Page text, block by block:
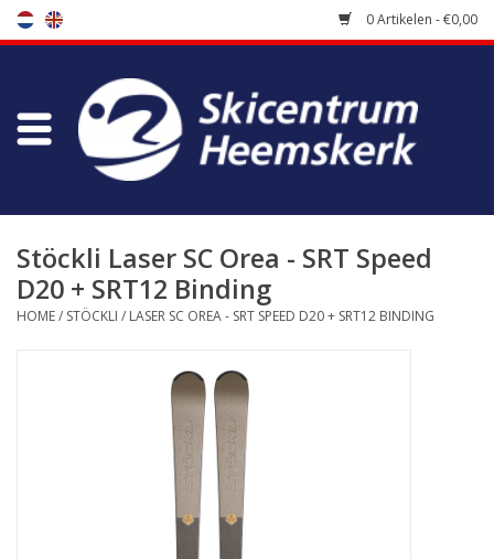
0 Artikelen - €0,00
Winkel
Bootfitting
Onderhoud
Stöckli Laser SC Orea - SRT Speed
D20 + SRT12 Binding
HOME/ STÖCKLI / LASER SC OREA - SRT SPEED D20 + SRT12 BINDING